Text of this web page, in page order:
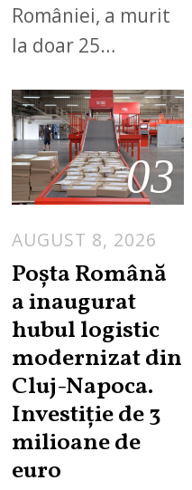
României, a murit
la doar 25…
03
AUGUST 8, 2026
Poșta Română
a inaugurat
hubul logistic
modernizat din
Cluj-Napoca.
Investiție de 3
milioane de
euro